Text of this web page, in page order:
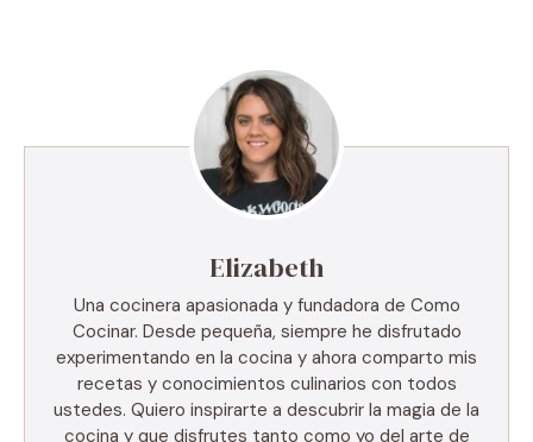
Elizabeth
Una cocinera apasionada y fundadora de Como
Cocinar. Desde pequeña, siempre he disfrutado
experimentando en la cocina y ahora comparto mis
recetas y conocimientos culinarios con todos
ustedes. Quiero inspirarte a descubrir la magia de la
cocina y que disfrutes tanto como yo del arte de